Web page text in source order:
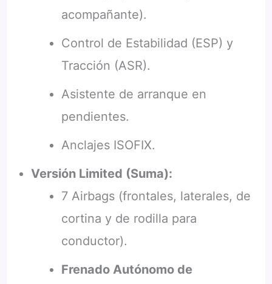
acompañante).
Control de Estabilidad (ESP) y
Tracción (ASR).
Asistente de arranque en
pendientes.
Anclajes ISOFIX.
Versión Limited (Suma):
7 Airbags (frontales, laterales, de
cortina y de rodilla para
conductor).
Frenado Autónomo de